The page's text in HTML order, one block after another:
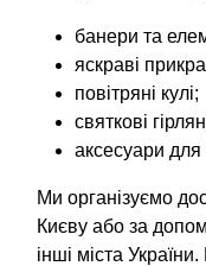
банери та
яскраві
повітряні кулі;
святкові
аксесуари для
Ми організуємо
Києву або за
інші міста